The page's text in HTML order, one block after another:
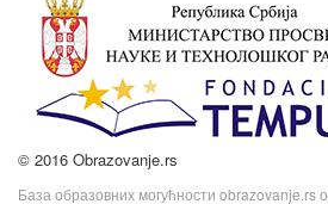
© 2016 Obrazovanje.rs
База образовних могућности obrazovanje.rs